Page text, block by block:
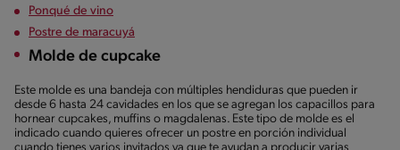
Ponqué de vino
Postre de maracuyá
Molde de cupcake
Este molde es una bandeja con múltiples hendiduras que pueden ir
desde 6 hasta 24 cavidades en los que se agregan los capacillos para
hornear cupcakes, muffins o magdalenas. Este tipo de molde es el
indicado cuando quieres ofrecer un postre en porción individual